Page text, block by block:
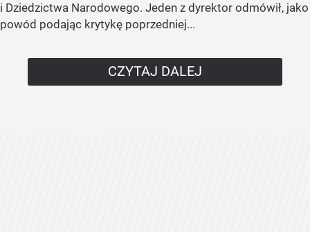
i Dziedzictwa Narodowego. Jeden z dyrektor odmówił, jako
powód podając krytykę poprzedniej...
CZYTAJ DALEJ